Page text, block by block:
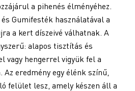
a pihenés élményéhez.
Gumifesték használatával a
a kert díszeivé válhatnak. A
alapos tisztítás és
vagy hengerrel vigyük fel a
eredmény egy élénk színű,
felület lesz, amely készen áll a